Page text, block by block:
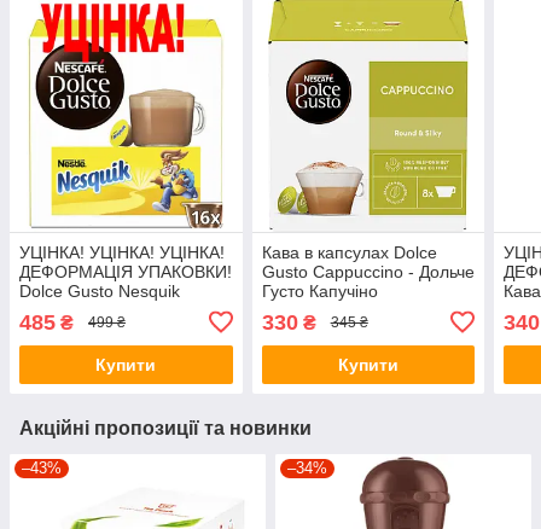
УЦІНКА! УЦІНКА! УЦІНКА!
ДЕФОРМАЦІЯ УПАКОВКИ!
Dolce Gusto Nesquik
485 ₴ 499 ₴
Купити
Кава в капсулах Dolce
Gusto Cappuccino - Дольче
Густо Капучіно
330₴ 345 ₴
Купити
(12
340
Акційні пропозиції та новинки
–43% –34%